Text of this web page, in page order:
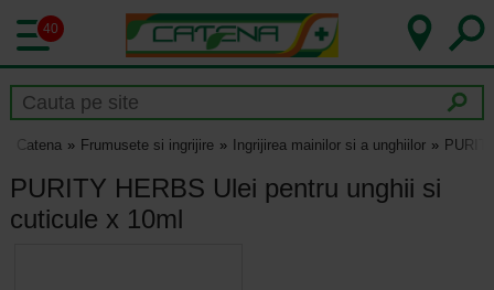
40
Catena Frumusete si ingrijire Ingrijirea mainilor si a unghiilor
PURITY HERBS Ulei pentru unghii si
cuticule x 10ml